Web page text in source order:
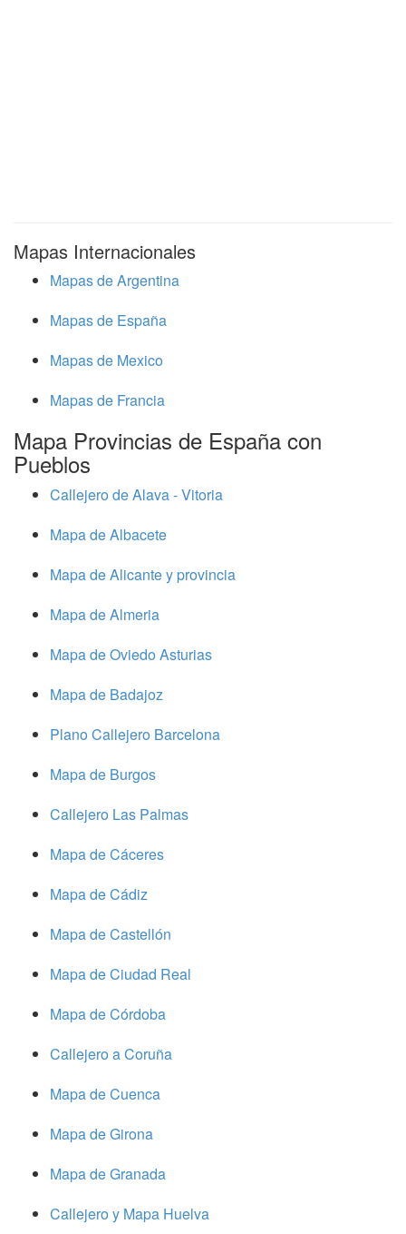
Mapas Internacionales
Mapas de Argentina
Mapas de España
Mapas de Mexico
Mapas de Francia
Mapa Provincias de España con
Pueblos
Callejero de Alava - Vitoria
Mapa de Albacete
Mapa de Alicante y provincia
Mapa de Almeria
Mapa de Oviedo Asturias
Mapa de Badajoz
Plano Callejero Barcelona
Mapa de Burgos
Callejero Las Palmas
Mapa de Cáceres
Mapa de Cádiz
Mapa de Castellón
Mapa de Ciudad Real
Mapa de Córdoba
Callejero a Coruña
Mapa de Cuenca
Mapa de Girona
Mapa de Granada
Callejero y Mapa Huelva